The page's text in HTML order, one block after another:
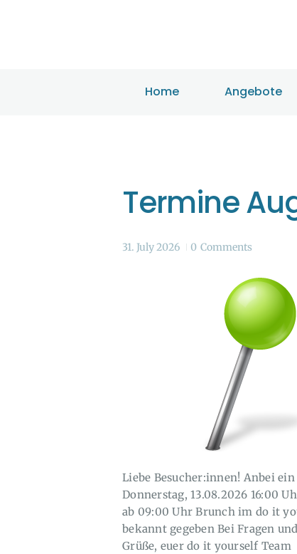
Home Angebote
Termine
31. July 2026 0 Comments
Liebe Besucher:innen! Anbei
Donnerstag, 13.08.2026 16:00
ab 09:00 Uhr Brunch im do it
bekannt gegeben Bei Fragen
Grüße, euer do it yourself Team